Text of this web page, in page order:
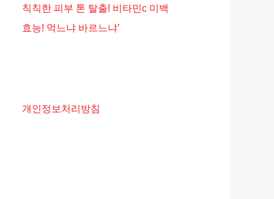
칙칙한 피부 톤 탈출! 비타민c 미백
효능! 먹느냐 바르느냐’
개인정보처리방침